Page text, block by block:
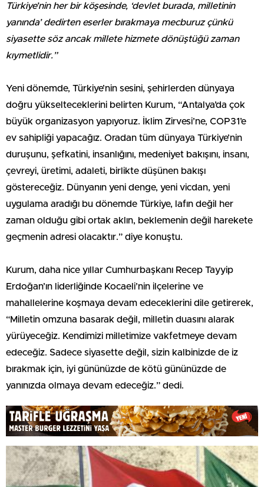
Türkiye’nin her bir köşesinde, ‘devlet burada, milletinin
yanında’ dedirten eserler bırakmaya mecburuz çünkü
siyasette söz ancak millete hizmete dönüştüğü zaman
kıymetlidir.”
Yeni dönemde, Türkiye’nin sesini, şehirlerden dünyaya
doğru yükselteceklerini belirten Kurum, “Antalya’da çok
büyük organizasyon yapıyoruz. İklim Zirvesi’ne, COP31’e
ev sahipliği yapacağız. Oradan tüm dünyaya Türkiye’nin
duruşunu, şefkatini, insanlığını, medeniyet bakışını, insanı,
çevreyi, üretimi, adaleti, birlikte düşünen bakışı
göstereceğiz. Dünyanın yeni denge, yeni vicdan, yeni
uygulama aradığı bu dönemde Türkiye, lafın değil her
zaman olduğu gibi ortak aklın, beklemenin değil harekete
geçmenin adresi olacaktır.” diye konuştu.
Kurum, daha nice yıllar Cumhurbaşkanı Recep Tayyip
Erdoğan’ın liderliğinde Kocaeli’nin ilçelerine ve
mahallelerine koşmaya devam edeceklerini dile getirerek,
“Milletin omzuna basarak değil, milletin duasını alarak
yürüyeceğiz. Kendimizi milletimize vakfetmeye devam
edeceğiz. Sadece siyasette değil, sizin kalbinizde de iz
bırakmak için, iyi gününüzde de kötü gününüzde de
yanınızda olmaya devam edeceğiz.” dedi.